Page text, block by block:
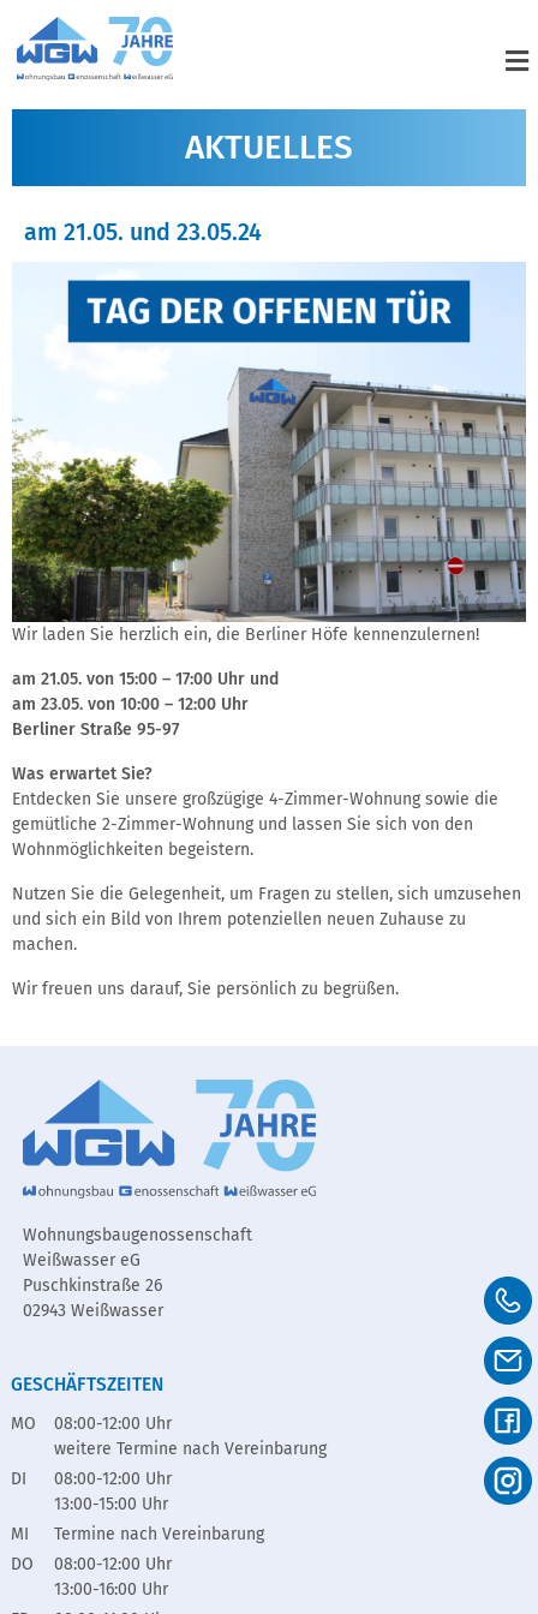
AKTUELLES
am 21.05. und 23.05.24
Wir laden Sie herzlich ein, die Berliner Höfe kennenzulernen!
am 21.05. von 15:00 – 17:00 Uhr und
am 23.05. von 10:00 – 12:00 Uhr
Berliner Straße 95-97
Was erwartet Sie?
Entdecken Sie unsere großzügige 4-Zimmer-Wohnung sowie die
gemütliche 2-Zimmer-Wohnung und lassen Sie sich von den
Wohnmöglichkeiten begeistern.
Nutzen Sie die Gelegenheit, um Fragen zu stellen, sich umzusehen
und sich ein Bild von Ihrem potenziellen neuen Zuhause zu
machen.
Wir freuen uns darauf, Sie persönlich zu begrüßen.
Wohnungsbaugenossenschaft
Weißwasser eG
Puschkinstraße 26
02943 Weißwasser
GESCHÄFTSZEITEN
MO
08:00-12:00 Uhr
weitere Termine nach Vereinbarung
DI
08:00-12:00 Uhr
13:00-15:00 Uhr
MI
Termine nach Vereinbarung
DO
08:00-12:00 Uhr
13:00-16:00 Uhr